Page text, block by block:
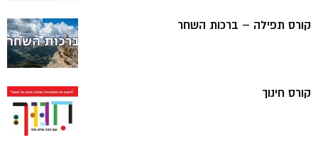
קורס תפילה – ברכות השחר
קורס חינוך